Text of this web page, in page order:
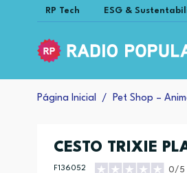
RP Tech ESG &
Página Inicial Pet Shop –
CESTO TRIXIE
F136052 0/5